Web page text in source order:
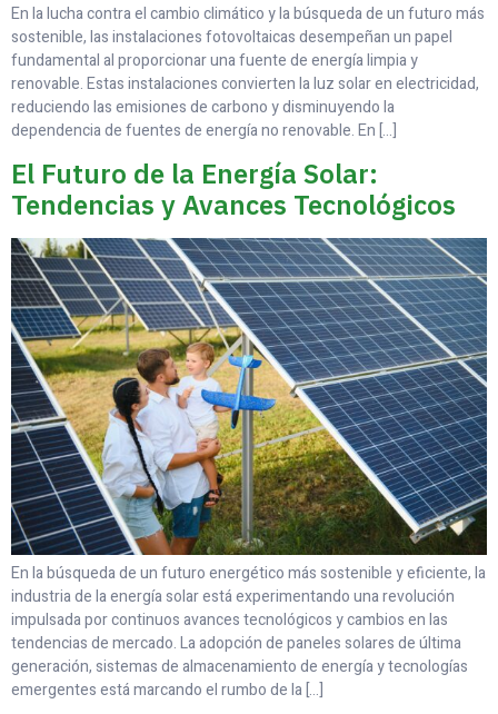
En la lucha contra el cambio climático y la búsqueda de un futuro más
sostenible, las instalaciones fotovoltaicas desempeñan un papel
fundamental al proporcionar una fuente de energía limpia y
renovable. Estas instalaciones convierten la luz solar en electricidad,
reduciendo las emisiones de carbono y disminuyendo la
dependencia de fuentes de energía no renovable. En […]
El Futuro de la Energía Solar:
Tendencias y Avances Tecnológicos
En la búsqueda de un futuro energético más sostenible y eficiente, la
industria de la energía solar está experimentando una revolución
impulsada por continuos avances tecnológicos y cambios en las
tendencias de mercado. La adopción de paneles solares de última
generación, sistemas de almacenamiento de energía y tecnologías
emergentes está marcando el rumbo de la […]